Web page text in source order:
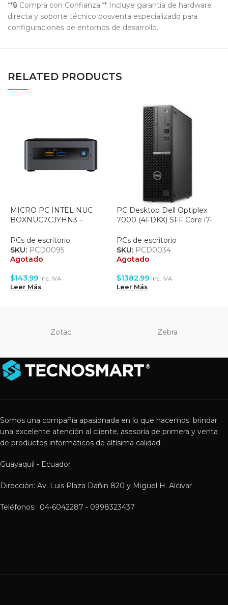
**🔒 Compra con Confianza:** Incluye garantía de hardware
directa y soporte técnico posventa especializado para
configuraciones de entornos de desarrollo.
RELATED PRODUCTS
MICRO PC INTEL NUC
BOXNUC7CJYHN3 –
– sólo SATA 2.5″ – HMDI –
WiFi
PCs de escritorio
SKU: PCD0095
Agotado
$143.99 Inc. IVA
Leer Más
PC Desktop Dell Optiplex
7000 (4FDKX) SFF Core i7-
11 Pro
PCs de escritorio
SKU: PCD0034
Agotado
$1382.99 Inc. IVA
Leer Más
Zotac Zebra
Somos una compañía apasionada en lo que hacemos: brindar
una excelente atención al cliente, asesoría de primera y venta
de productos informáticos de altísima calidad.
Guayaquil - Ecuador
Dirección: Av. Luis Plaza Dañin 820 y Miguel H. Alcivar
Teléfonos: 04-6042287 - 0998323437